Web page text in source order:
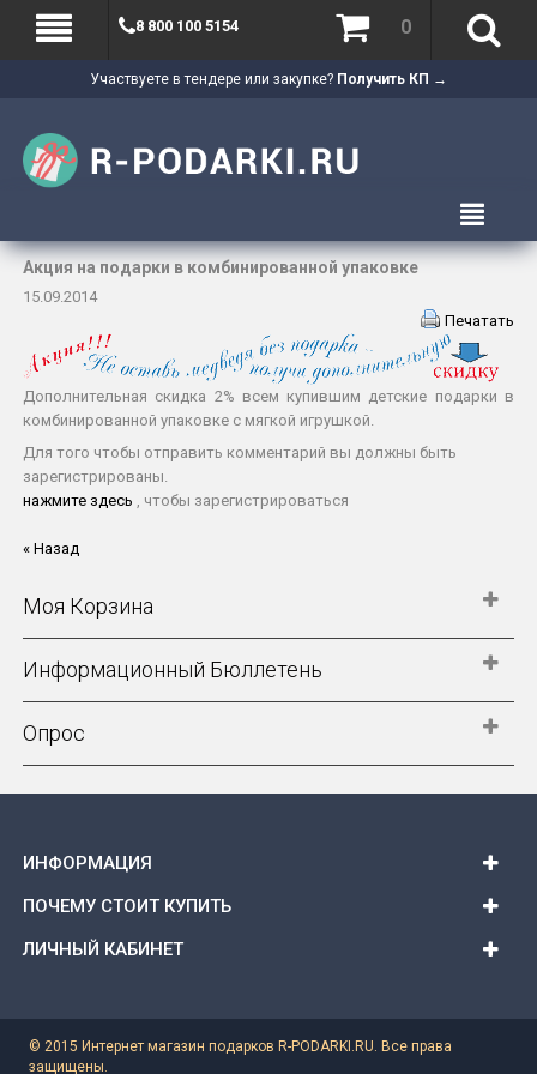
Участвуете в тендере или закупке? Получить КП →
8 800 100 5154 0
Акция на подарки в комбинированной упаковке
15.09.2014
Печатать
Дополнительная скидка 2% всем купившим детские подарки в
комбинированной упаковке с мягкой игрушкой.
Для того чтобы отправить комментарий вы должны быть
зарегистрированы.
нажмите здесь , чтобы зарегистрироваться
« Назад
Моя Корзина
Информационный Бюллетень
Опрос
ИНФОРМАЦИЯ
ПОЧЕМУ СТОИТ КУПИТЬ
ЛИЧНЫЙ КАБИНЕТ
© 2015 Интернет магазин подарков R-PODARKI.RU. Все права
защищены.